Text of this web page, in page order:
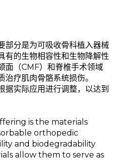
部分是为可吸收骨科植入器械
有的生物相容性和生物降解性
面（CMF）和脊椎手术领域
疗肌肉骨骼系统损伤。
实际应用进行调整，以达到
is the materials
orthopedic
and biodegradability
allow them to serve as